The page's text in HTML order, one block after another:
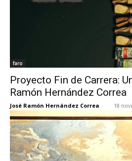
faro
Proyecto Fin de Carrera:
Ramón Hernández Correa
José Ramón Hernández Correa - 18